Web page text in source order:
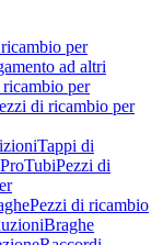
per
ad altri
per
di ricambio per
Tappi di
TubiPezzi di
Pezzi di ricambio
Braghe